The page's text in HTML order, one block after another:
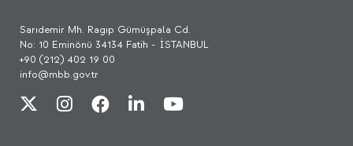
Sarıdemir Mh. Ragıp Gümüşpala Cd.
No: 10 Eminönü 34134 Fatih - İSTANBUL
+90 (212) 402 19 00
info@mbb.gov.tr